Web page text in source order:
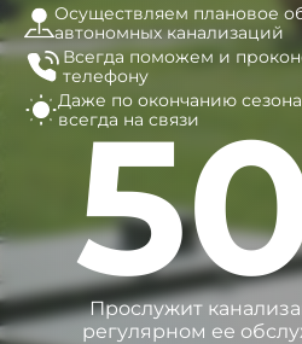
Осуществляем плановое
автономных канализаций
Всегда поможем и
телефону
Даже по окончанию сезона
всегда на связи
Прослужит
регулярном ее